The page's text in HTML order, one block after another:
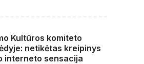
Kultūros komiteto
netikėtas kreipinys
interneto sensacija